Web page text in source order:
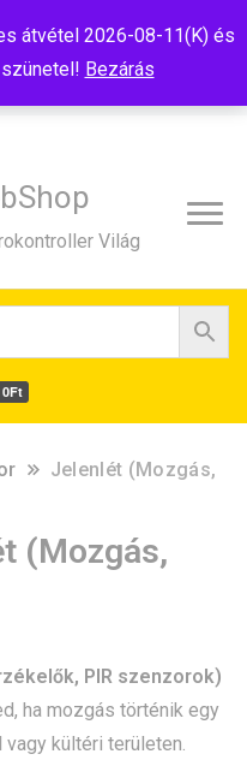
átvétel 2026-08-11(K) és
Bezárás
Világ
0Ft
Jelenlét (Mozgás,
(Mozgás,
PIR szenzorok)
ha mozgás történik egy
kültéri területen.